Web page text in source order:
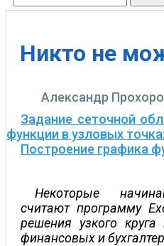
Никто не
Александр
Задание сеточной
функции в узловых
Построение графика
Некоторые
считают программу
решения узкого
финансовых и